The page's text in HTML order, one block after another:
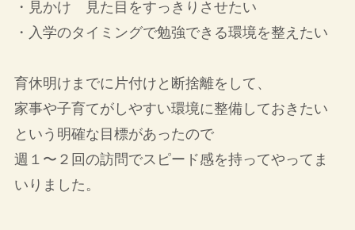
・見かけ 見た目をすっきりさせたい
・入学のタイミングで勉強できる環境を整えたい
育休明けまでに片付けと断捨離をして、
家事や子育てがしやすい環境に整備しておきたい
という明確な目標があったので
週１〜２回の訪問でスピード感を持ってやってま
いりました。